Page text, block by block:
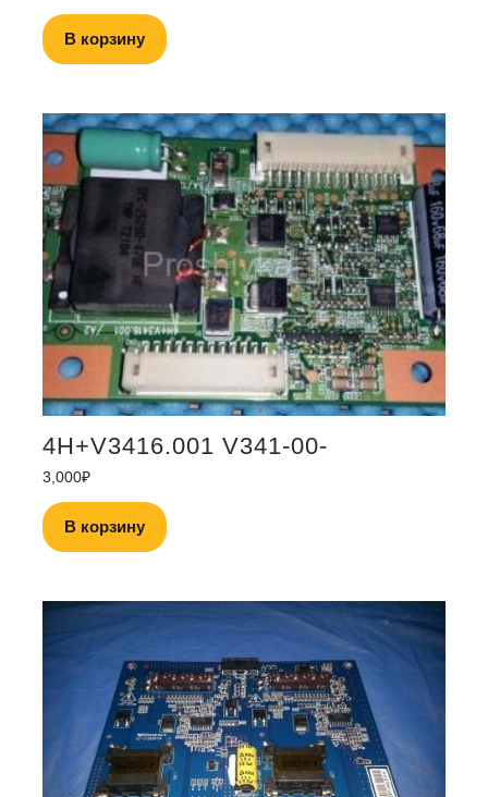
В корзину
4H+V3416.001 V341-00-
3,000₽
В корзину